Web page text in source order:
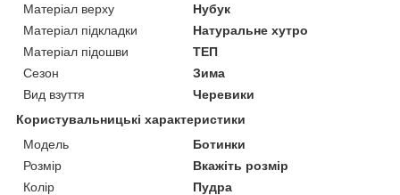
Матеріал верху
Нубук
Матеріал підкладки
Натуральне хутро
Матеріал підошви
ТЕП
Сезон
Зима
Вид взуття
Черевики
Користувальницькі характеристики
Мoдель
Ботинки
Розмір
Вкажіть розмір
Колір
Пудра